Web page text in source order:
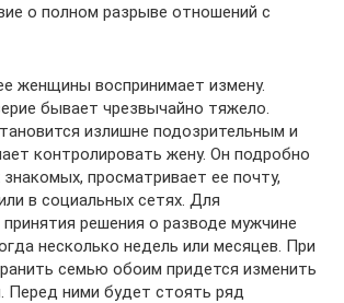
о полном разрыве отношений с
женщины воспринимает измену.
бывает чрезвычайно тяжело.
излишне подозрительным и
контролировать жену. Он подробно
просматривает ее почту,
в социальных сетях. Для
принятия решения о разводе мужчине
несколько недель или месяцев. При
семью обоим придется изменить
Перед ними будет стоять ряд